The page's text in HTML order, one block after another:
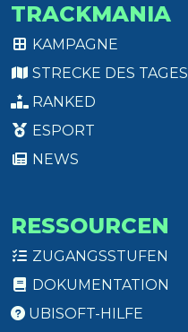
TRACKMANIA
KAMPAGNE
STRECKE DES TAGES
RANKED
ESPORT
NEWS
RESSOURCEN
ZUGANGSSTUFEN
DOKUMENTATION
UBISOFT-HILFE